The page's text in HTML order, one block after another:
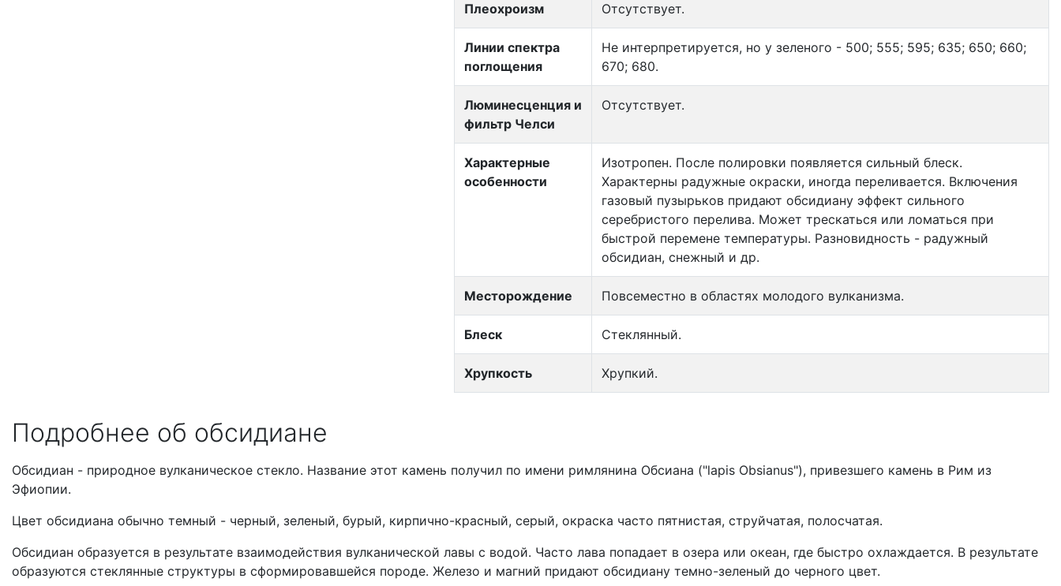
Плеохроизм Отсутствует.
Линии спектра
поглощения
Не интерпретируется, но у зеленого - 500; 555; 595; 635; 650; 660;
670; 680.
Люминесценция и
фильтр Челси
Отсутствует.
Характерные
особенности
Изотропен. После полировки появляется сильный блеск.
Характерны радужные окраски, иногда переливается. Включения
газовый пузырьков придают обсидиану эффект сильного
серебристого перелива. Может трескаться или ломаться при
быстрой перемене температуры. Разновидность - радужный
обсидиан, снежный и др.
Месторождение Повсеместно в областях молодого вулканизма.
Блеск Стеклянный.
Хрупкость Хрупкий.
Подробнее об обсидиане
Обсидиан - природное вулканическое стекло. Название этот камень получил по имени римлянина Обсиана ("lapis Obsianus"), привезшего камень в Рим из
Эфиопии.
Цвет обсидиана обычно темный - черный, зеленый, бурый, кирпично-красный, серый, окраска часто пятнистая, струйчатая, полосчатая.
Обсидиан образуется в результате взаимодействия вулканической лавы с водой. Часто лава попадает в озера или океан, где быстро охлаждается. В результате
образуются стеклянные структуры в сформировавшейся породе. Железо и магний придают обсидиану темно-зеленый до черного цвет.